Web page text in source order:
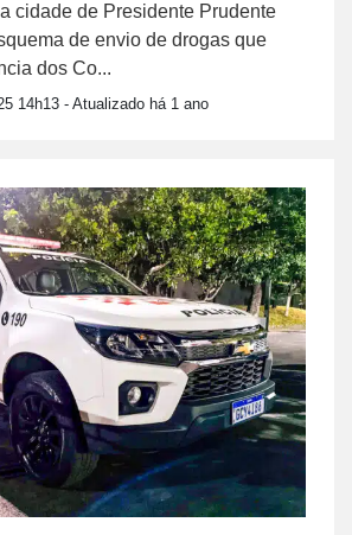
cidade de Presidente Prudente
de envio de drogas que
dos Co...
14h13 - Atualizado há 1 ano